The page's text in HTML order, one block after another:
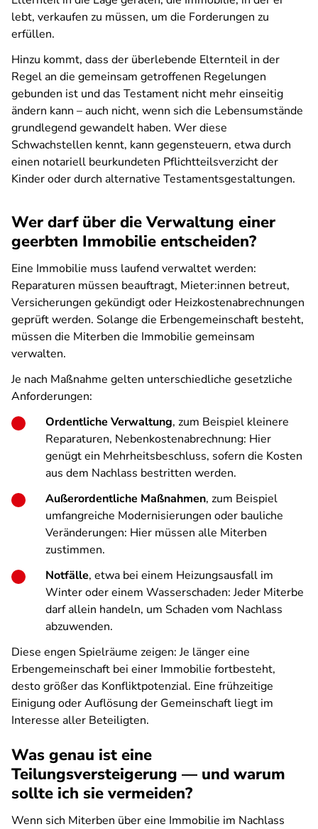
lebt, verkaufen zu müssen, um die Forderungen zu
erfüllen.
Hinzu kommt, dass der überlebende Elternteil in der
Regel an die gemeinsam getroffenen Regelungen
gebunden ist und das Testament nicht mehr einseitig
ändern kann – auch nicht, wenn sich die Lebensumstände
grundlegend gewandelt haben. Wer diese
Schwachstellen kennt, kann gegensteuern, etwa durch
einen notariell beurkundeten Pflichtteilsverzicht der
Kinder oder durch alternative Testamentsgestaltungen.
Wer darf über die Verwaltung einer
geerbten Immobilie entscheiden?
Eine Immobilie muss laufend verwaltet werden:
Reparaturen müssen beauftragt, Mieter:innen betreut,
Versicherungen gekündigt oder Heizkostenabrechnungen
geprüft werden. Solange die Erbengemeinschaft besteht,
müssen die Miterben die Immobilie gemeinsam
verwalten.
Je nach Maßnahme gelten unterschiedliche gesetzliche
Anforderungen:
Ordentliche Verwaltung, zum Beispiel kleinere
Reparaturen, Nebenkostenabrechnung: Hier
genügt ein Mehrheitsbeschluss, sofern die Kosten
aus dem Nachlass bestritten werden.
Außerordentliche Maßnahmen, zum Beispiel
umfangreiche Modernisierungen oder bauliche
Veränderungen: Hier müssen alle Miterben
zustimmen.
Notfälle, etwa bei einem Heizungsausfall im
Winter oder einem Wasserschaden: Jeder Miterbe
darf allein handeln, um Schaden vom Nachlass
abzuwenden.
Diese engen Spielräume zeigen: Je länger eine
Erbengemeinschaft bei einer Immobilie fortbesteht,
desto größer das Konfliktpotenzial. Eine frühzeitige
Einigung oder Auflösung der Gemeinschaft liegt im
Interesse aller Beteiligten.
Was genau ist eine
Teilungsversteigerung — und warum
sollte ich sie vermeiden?
Wenn sich Miterben über eine Immobilie im Nachlass